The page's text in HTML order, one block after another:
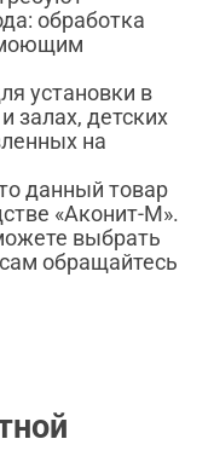
обработка
установки в
залах, детских
на
данный товар
«Аконит-М».
выбрать
обращайтесь